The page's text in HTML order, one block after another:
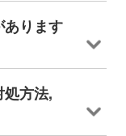
ります
方法,